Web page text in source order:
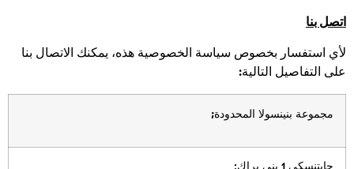
اتصل بنا
لأي استفسار بخصوص سياسة الخصوصية هذه، يمكنك الاتصال بنا
على التفاصيل التالية:
مجموعة بنينسولا المحدودة;